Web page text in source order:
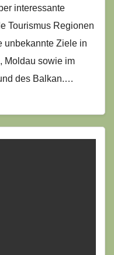
interessante
Tourismus Regionen
unbekannte Ziele in
Moldau sowie im
des Balkan.…